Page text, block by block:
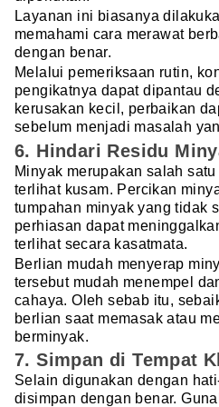
Layanan ini biasanya
memahami cara merawat
dengan benar.
Melalui pemeriksaan rutin,
pengikatnya dapat dipantau
kerusakan kecil, perbaikan
sebelum menjadi masalah
6. Hindari Residu
Minyak merupakan salah
terlihat kusam. Percikan
tumpahan minyak yang tidak
perhiasan dapat
terlihat secara kasatmata.
Berlian mudah menyerap
tersebut mudah menempel
cahaya. Oleh sebab itu,
berlian saat memasak atau
berminyak.
7. Simpan di Tempat
Selain digunakan dengan
disimpan dengan benar.